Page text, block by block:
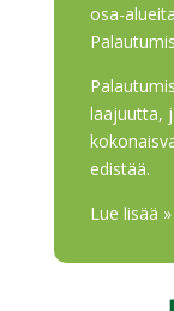
osa-
laajuutta,
edistää.
Lue lisää »